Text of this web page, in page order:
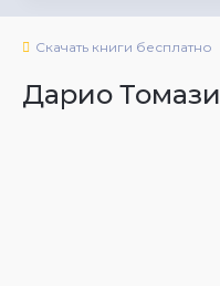
Скачать книги бесплатно
Дарио Томази